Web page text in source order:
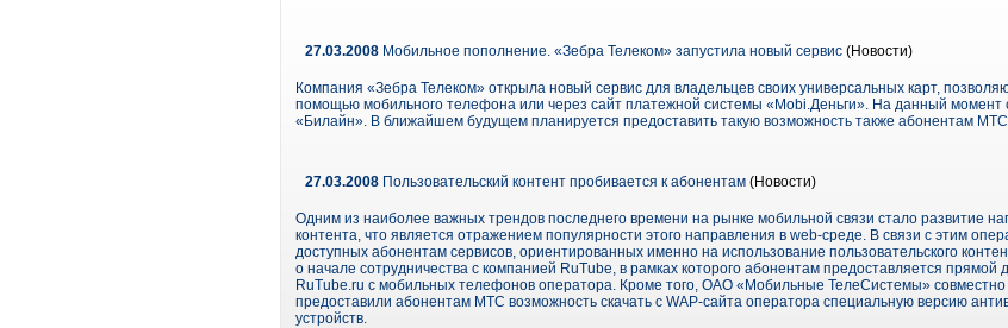
27.03.2008 Мобильное пополнение. «Зебра Телеком» запустила новый сервис (Новости)
Компания «Зебра Телеком» открыла новый сервис для владельцев своих универсальных карт,
помощью мобильного телефона или через сайт платежной системы «Mobi.Деньги». На данный момент
«Билайн». В ближайшем будущем планируется предоставить такую возможность также абонентам
27.03.2008 Пользовательский контент пробивается к абонентам (Новости)
Одним из наиболее важных трендов последнего времени на рынке мобильной связи стало развитие
контента, что является отражением популярности этого направления в web-среде. В связи с этим
доступных абонентам сервисов, ориентированных именно на использование пользовательского
о начале сотрудничества с компанией RuTube, в рамках которого абонентам предоставляется
RuTube.ru с мобильных телефонов оператора. Кроме того, ОАО «Мобильные ТелеСистемы» совместно
предоставили абонентам МТС возможность скачать с WAP-сайта оператора специальную версию
устройств.